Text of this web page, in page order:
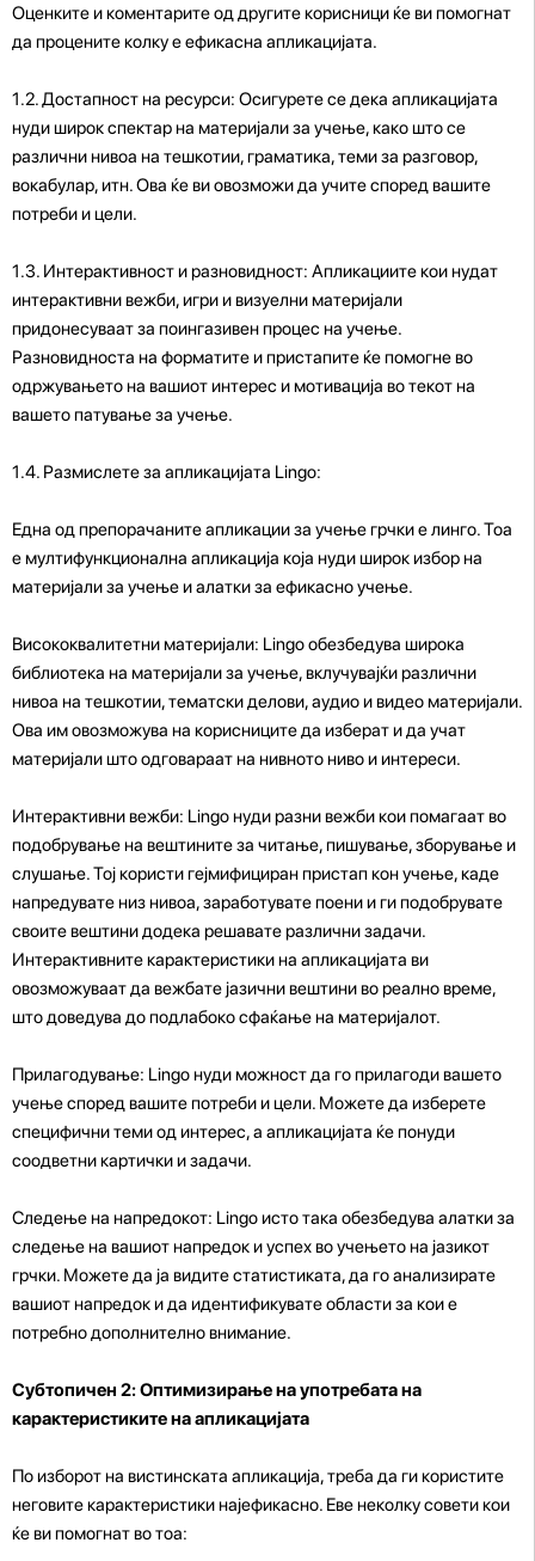
Оценките и коментарите од другите корисници ќе ви помогнат
да процените колку е ефикасна апликацијата.
1.2. Достапност на ресурси: Осигурете се дека апликацијата
нуди широк спектар на материјали за учење, како што се
различни нивоа на тешкотии, граматика, теми за разговор,
вокабулар, итн. Ова ќе ви овозможи да учите според вашите
потреби и цели.
1.3. Интерактивност и разновидност: Апликациите кои нудат
интерактивни вежби, игри и визуелни материјали
придонесуваат за поингазивен процес на учење.
Разновидноста на форматите и пристапите ќе помогне во
одржувањето на вашиот интерес и мотивација во текот на
вашето патување за учење.
1.4. Размислете за апликацијата Lingo:
Една од препорачаните апликации за учење грчки е линго. Тоа
е мултифункционална апликација која нуди широк избор на
материјали за учење и алатки за ефикасно учење.
Висококвалитетни материјали: Lingo обезбедува широка
библиотека на материјали за учење, вклучувајќи различни
нивоа на тешкотии, тематски делови, аудио и видео материјали.
Ова им овозможува на корисниците да изберат и да учат
материјали што одговараат на нивното ниво и интереси.
Интерактивни вежби: Lingo нуди разни вежби кои помагаат во
подобрување на вештините за читање, пишување, зборување и
слушање. Тој користи гејмифициран пристап кон учење, каде
напредувате низ нивоа, заработувате поени и ги подобрувате
своите вештини додека решавате различни задачи.
Интерактивните карактеристики на апликацијата ви
овозможуваат да вежбате јазични вештини во реално време,
што доведува до подлабоко сфаќање на материјалот.
Прилагодување: Lingo нуди можност да го прилагоди вашето
учење според вашите потреби и цели. Можете да изберете
специфични теми од интерес, а апликацијата ќе понуди
соодветни картички и задачи.
Следење на напредокот: Lingo исто така обезбедува алатки за
следење на вашиот напредок и успех во учењето на јазикот
грчки. Можете да ја видите статистиката, да го анализирате
вашиот напредок и да идентификувате области за кои е
потребно дополнително внимание.
Субтопичен 2: Оптимизирање на употребата на
карактеристиките на апликацијата
По изборот на вистинската апликација, треба да ги користите
неговите карактеристики најефикасно. Еве неколку совети кои
ќе ви помогнат во тоа: